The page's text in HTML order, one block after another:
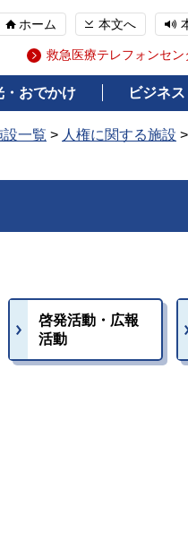
ホーム 本文へ
救急医療テレフォンセン
・おでかけ ビジネ
一覧 > 人権に関する施設 >
啓発活動・広報
活動